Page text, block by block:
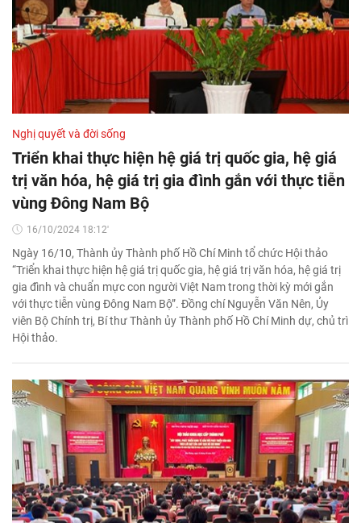
Nghị quyết và đời sống
Triển khai thực hiện hệ giá trị quốc gia, hệ giá
trị văn hóa, hệ giá trị gia đình gắn với thực tiễn
vùng Đông Nam Bộ
16/10/2024 18:12'
Ngày 16/10, Thành ủy Thành phố Hồ Chí Minh tổ chức Hội thảo
“Triển khai thực hiện hệ giá trị quốc gia, hệ giá trị văn hóa, hệ giá trị
gia đình và chuẩn mực con người Việt Nam trong thời kỳ mới gắn
với thực tiễn vùng Đông Nam Bộ”. Đồng chí Nguyễn Văn Nên, Ủy
viên Bộ Chính trị, Bí thư Thành ủy Thành phố Hồ Chí Minh dự, chủ trì
Hội thảo.